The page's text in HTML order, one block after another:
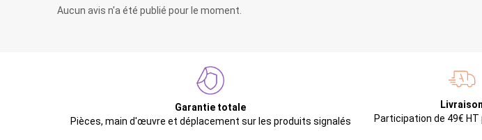
Aucun avis n'a été publié pour le moment.
Garantie totale
Pièces, main d'œuvre et déplacement sur les produits signalés
Livraison
Participation de 49€